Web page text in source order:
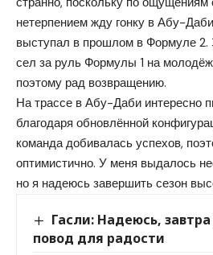
нетерпением жду гонку в Абу-
выступал в прошлом в Формуле 2.
сел за руль Формулы 1 на
поэтому рад возвращению.
На трассе в Абу-Даби интересно
благодаря обновлённой
команда добивалась успехов,
оптимистично. У меня выдалось
но я надеюсь завершить сезон
Гасли: Надеюсь,
повод для радости